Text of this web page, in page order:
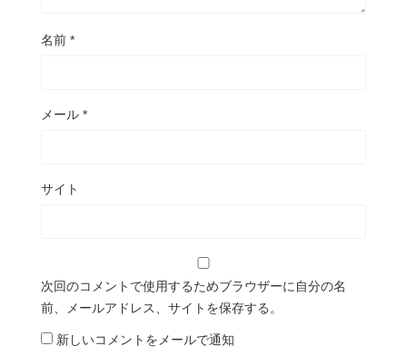
名前 *
メール *
サイト
次回のコメントで使用するためブラウザーに自分の名
前、メールアドレス、サイトを保存する。
新しいコメントをメールで通知